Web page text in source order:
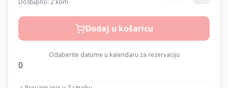
Dostupno: 2 kom
Dodaj u košaricu
Odaberite datume u kalendaru za rezervaciju
0